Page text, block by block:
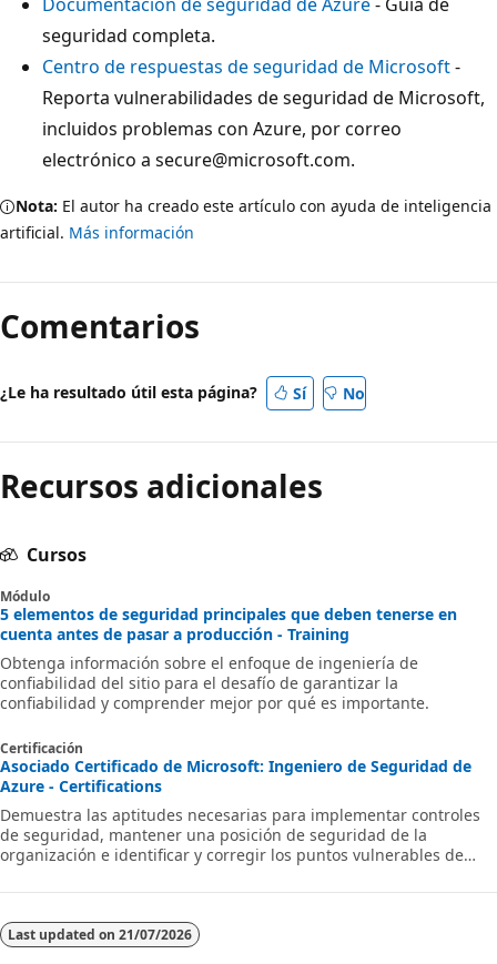
seguridad completa.
Centro de respuestas de seguridad de Microsoft-
Reporta vulnerabilidades de seguridad de Microsoft,
incluidos problemas con Azure, por correo
electrónico a secure@microsoft.com.
Nota: El autor ha creado este artículo con ayuda de inteligencia
artificial. Más información
Comentarios
¿Le ha resultado útil esta página? Sí No
Recursos adicionales
Cursos
Módulo
5 elementos de seguridad principales que deben tenerse en
cuenta antes de pasar a producción - Training
Obtenga información sobre el enfoque de ingeniería de
confiabilidad del sitio para el desafío de garantizar la
confiabilidad y comprender mejor por qué es importante.
Certificación
Asociado Certificado de Microsoft: Ingeniero de Seguridad de
Azure - Certifications
Demuestra las aptitudes necesarias para implementar controles
de seguridad, mantener una posición de seguridad de la
organización e identificar y corregir los puntos vulnerables de
Last updated on 21/07/2026